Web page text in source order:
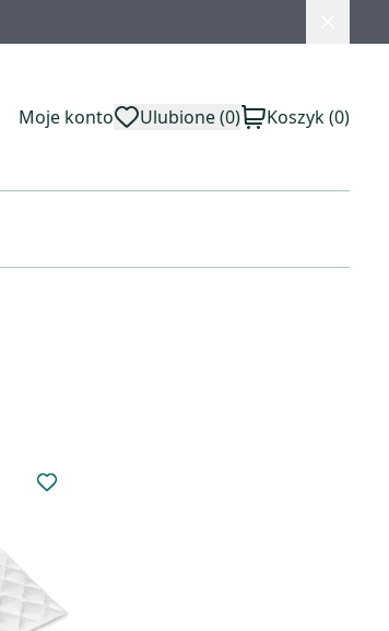
Moje konto Ulubione(0) Koszyk(0)